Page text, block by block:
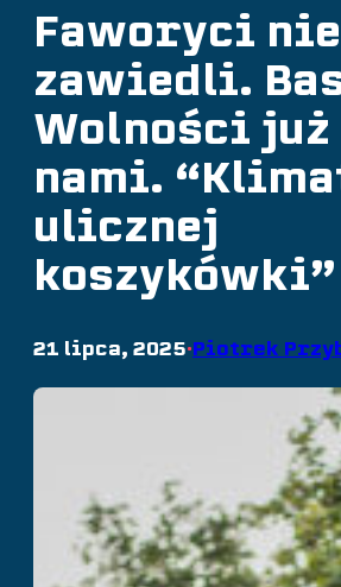
Faworyci nie
zawiedli.
Wolności już
nami.
ulicznej
koszykówki”
21 lipca, 2025•Piotrek